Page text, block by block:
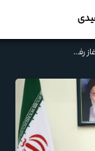
روایت آیت‌الله نورمفیدی از آغاز رفاقت با رهبر شهید انقلاب؛ از حجره‌ای کوچک در مدرسه نواب تا سال‌های نهضت امام (ره)